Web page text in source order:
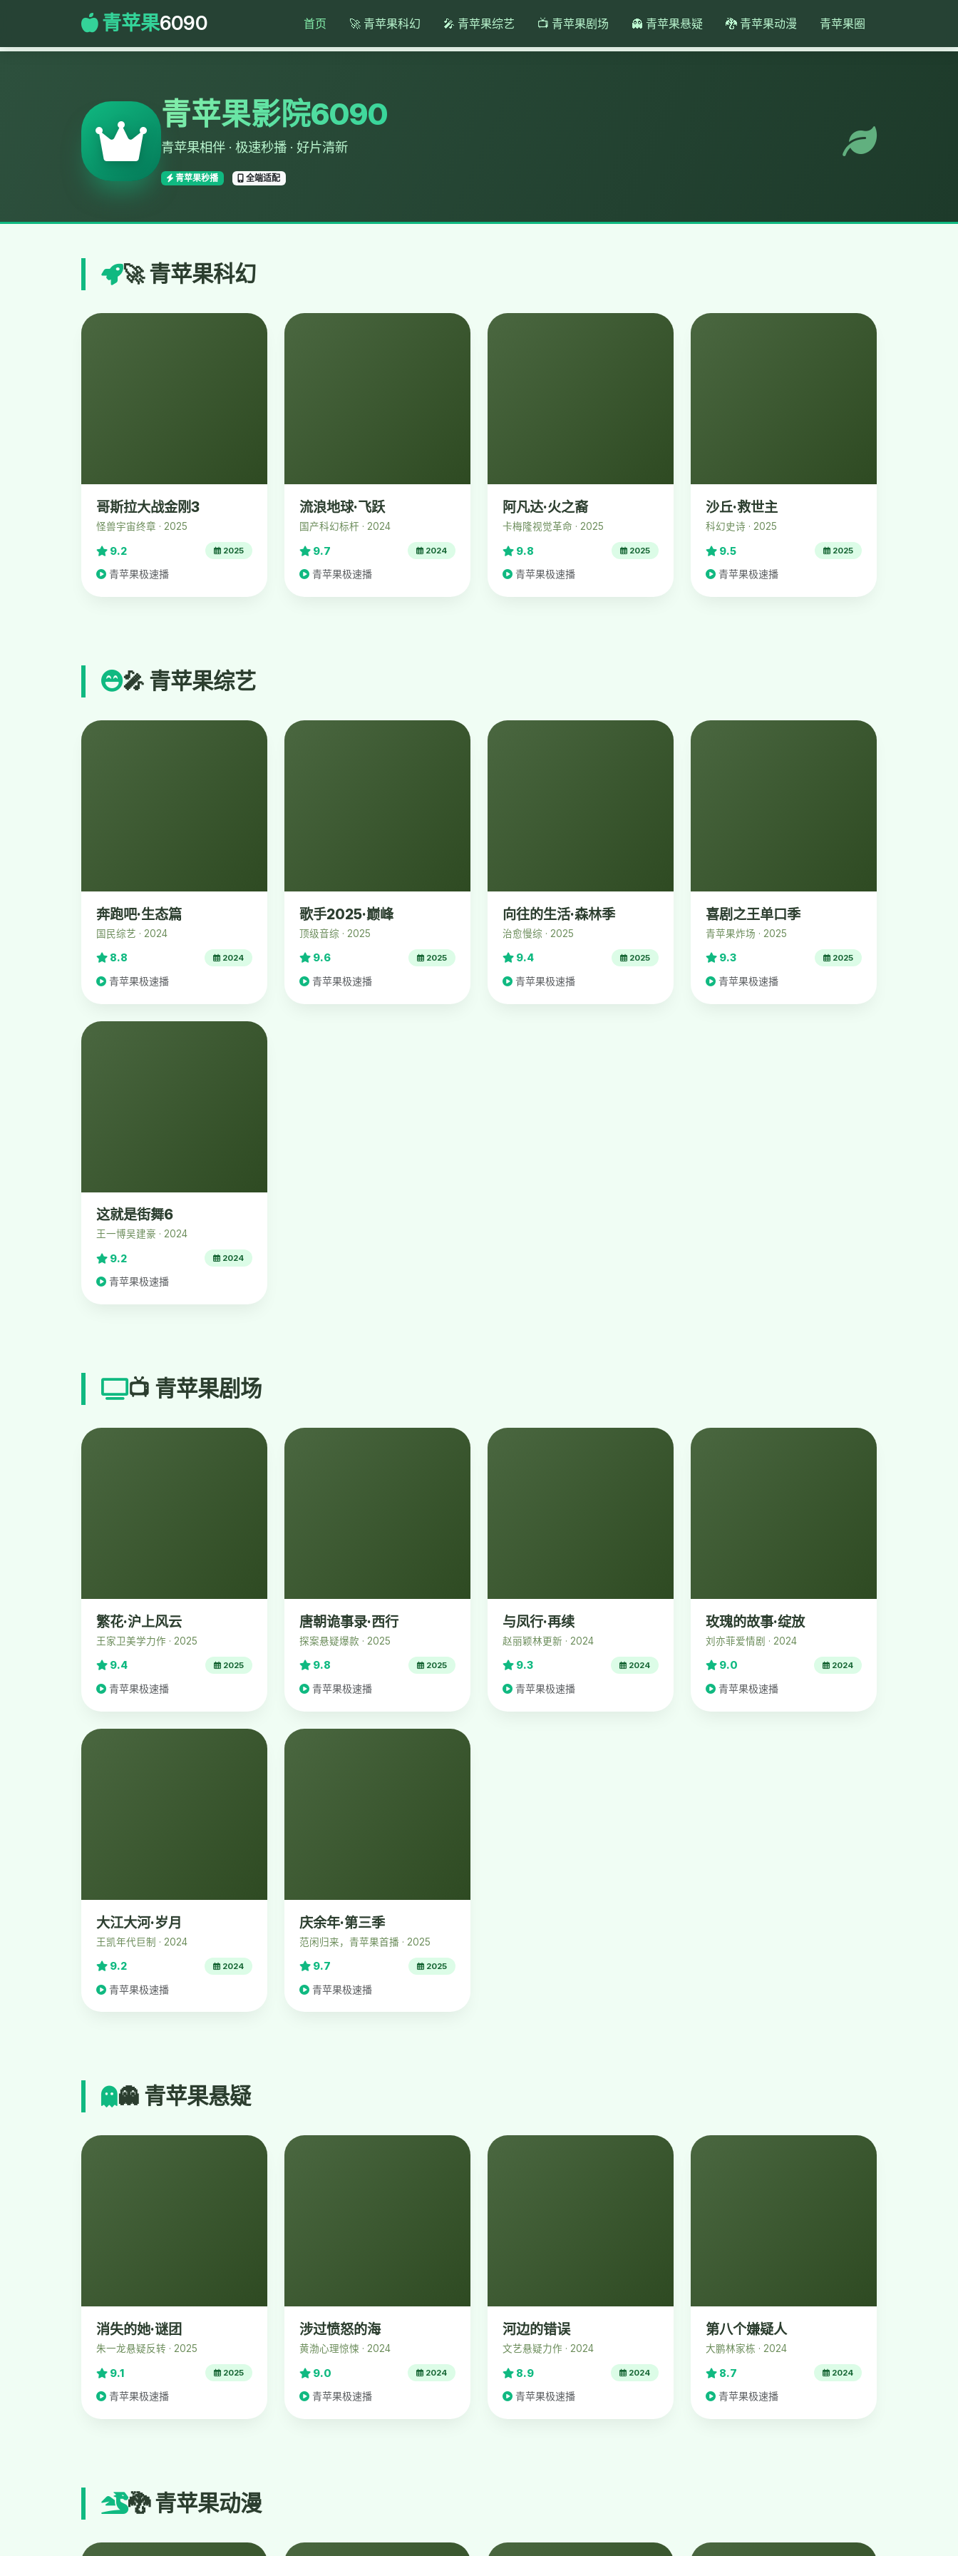
青苹果6090 首页 🚀 青苹果科幻 🎤 青苹果综艺 📺 青苹果剧场 👻 青苹果悬疑 🐉 青苹果动漫 青苹果圈
青苹果影院6090
青苹果相伴 · 极速秒播 · 好片清新
青苹果秒播 全端适配
🚀 青苹果科幻
哥斯拉大战金刚3
怪兽宇宙终章 · 2025
9.2 2025
青苹果极速播
流浪地球·飞跃
国产科幻标杆 · 2024
9.7 2024
青苹果极速播
阿凡达·火之裔
卡梅隆视觉革命 · 2025
9.8 2025
青苹果极速播
沙丘·救世主
科幻史诗 · 2025
9.5 2025
青苹果极速播
🎤 青苹果综艺
奔跑吧·生态篇
国民综艺 · 2024
8.8 2024
青苹果极速播
歌手2025·巅峰
顶级音综 · 2025
9.6 2025
青苹果极速播
向往的生活·森林季
治愈慢综 · 2025
9.4 2025
青苹果极速播
喜剧之王单口季
青苹果炸场 · 2025
9.3 2025
青苹果极速播
这就是街舞6
王一博吴建豪 · 2024
9.2 2024
青苹果极速播
📺 青苹果剧场
繁花·沪上风云
王家卫美学力作 · 2025
9.4 2025
青苹果极速播
唐朝诡事录·西行
探案悬疑爆款 · 2025
9.8 2025
青苹果极速播
与凤行·再续
赵丽颖林更新 · 2024
9.3 2024
青苹果极速播
玫瑰的故事·绽放
刘亦菲爱情剧 · 2024
9.0 2024
青苹果极速播
大江大河·岁月
王凯年代巨制 · 2024
9.2 2024
青苹果极速播
庆余年·第三季
范闲归来，青苹果首播 · 2025
9.7 2025
青苹果极速播
👻 青苹果悬疑
消失的她·谜团
朱一龙悬疑反转 · 2025
9.1 2025
青苹果极速播
涉过愤怒的海
黄渤心理惊悚 · 2024
9.0 2024
青苹果极速播
河边的错误
文艺悬疑力作 · 2024
8.9 2024
青苹果极速播
第八个嫌疑人
大鹏林家栋 · 2024
8.7 2024
青苹果极速播
🐉 青苹果动漫